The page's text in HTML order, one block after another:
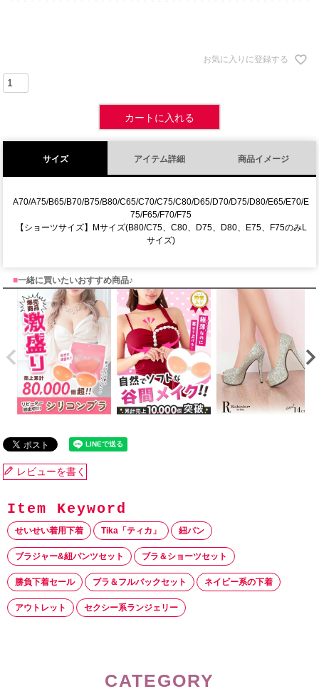
お気に入りに登録する
カートに入れる
サイズ アイテム詳細 商品イメージ
A70/A75/B65/B70/B75/B80/C65/C70/C75/C80/D65/D70/D75/D80/E65/E70/E
75/F65/F70/F75
【ショーツサイズ】Mサイズ(B80/C75、C80、D75、D80、E75、F75のみL
サイズ)
■一緒に買いたいおすすめ商品♪
レビューを書く
せいせい着用下着 Tika「ティカ」 紐パン
ブラジャー&紐パンツセット ブラ＆ショーツセット
勝負下着セール ブラ＆フルバックセット ネイビー系の下着
アウトレット セクシー系ランジェリー
CATEGORY